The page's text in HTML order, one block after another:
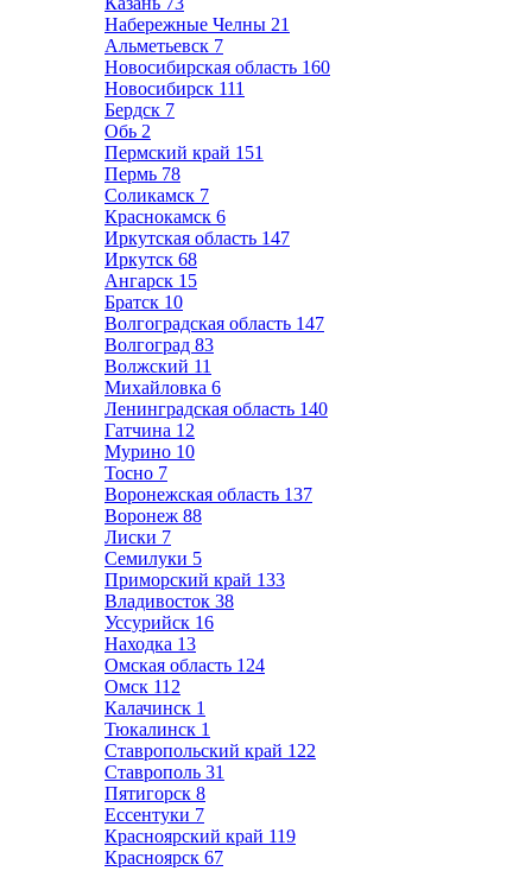
Набережные Челны 21
Альметьевск 7
Новосибирская область 160
Новосибирск 111
Бердск 7
Обь 2
Пермский край 151
Пермь 78
Соликамск 7
Краснокамск 6
Иркутская область 147
Иркутск 68
Ангарск 15
Братск 10
Волгоградская область 147
Волгоград 83
Волжский 11
Михайловка 6
Ленинградская область 140
Гатчина 12
Мурино 10
Тосно 7
Воронежская область 137
Воронеж 88
Лиски 7
Семилуки 5
Приморский край 133
Владивосток 38
Уссурийск 16
Находка 13
Омская область 124
Омск 112
Калачинск 1
Тюкалинск 1
Ставропольский край 122
Ставрополь 31
Пятигорск 8
Ессентуки 7
Красноярский край 119
Красноярск 67